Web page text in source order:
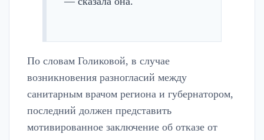
По словам Голиковой, в случае
возникновения разногласий между
санитарным врачом региона и губернатором,
последний должен представить
мотивированное заключение об отказе от